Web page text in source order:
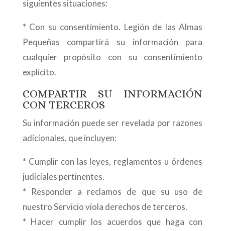
siguientes situaciones:
* Con su consentimiento. Legión de las Almas
Pequeñas compartirá su información para
cualquier propósito con su consentimiento
explícito.
COMPARTIR SU INFORMACIÓN
CON TERCEROS
Su información puede ser revelada por razones
adicionales, que incluyen:
* Cumplir con las leyes, reglamentos u órdenes
judiciales pertinentes.
* Responder a reclamos de que su uso de
nuestro Servicio viola derechos de terceros.
* Hacer cumplir los acuerdos que haga con